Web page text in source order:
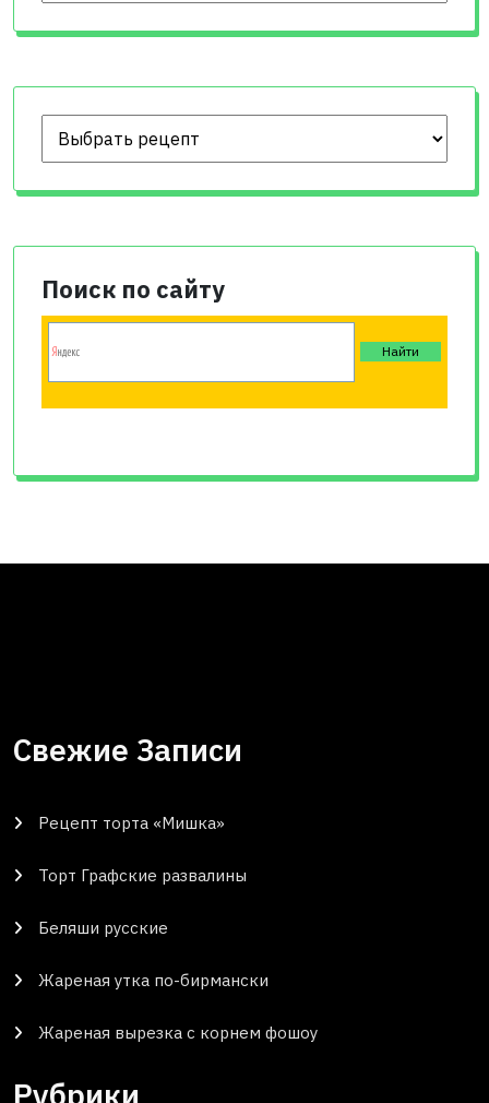
Поиск по сайту
Свежие Записи
Рецепт торта «Мишка»
Торт Графские развалины
Беляши русские
Жареная утка по-бирмански
Жареная вырезка с корнем фошоу